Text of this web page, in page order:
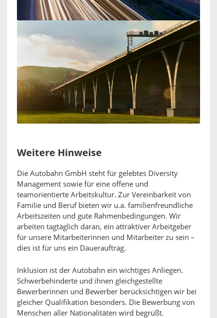
Weitere Hinweise
Die Autobahn GmbH steht für gelebtes Diversity
Management sowie für eine offene und
teamorientierte Arbeitskultur. Zur Vereinbarkeit von
Familie und Beruf bieten wir u.a. familienfreundliche
Arbeitszeiten und gute Rahmenbedingungen. Wir
arbeiten tagtäglich daran, ein attraktiver Arbeitgeber
für unsere Mitarbeiterinnen und Mitarbeiter zu sein –
dies ist für uns ein Dauerauftrag.
Inklusion ist der Autobahn ein wichtiges Anliegen.
Schwerbehinderte und ihnen gleichgestellte
Bewerberinnen und Bewerber berücksichtigen wir bei
gleicher Qualifikation besonders. Die Bewerbung von
Menschen aller Nationalitäten wird begrüßt.